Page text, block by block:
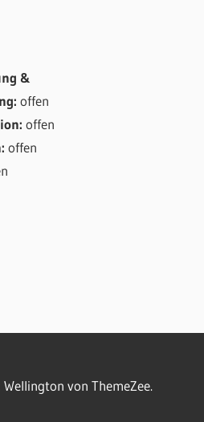
&
offen
offen
offen
Wellington von ThemeZee.